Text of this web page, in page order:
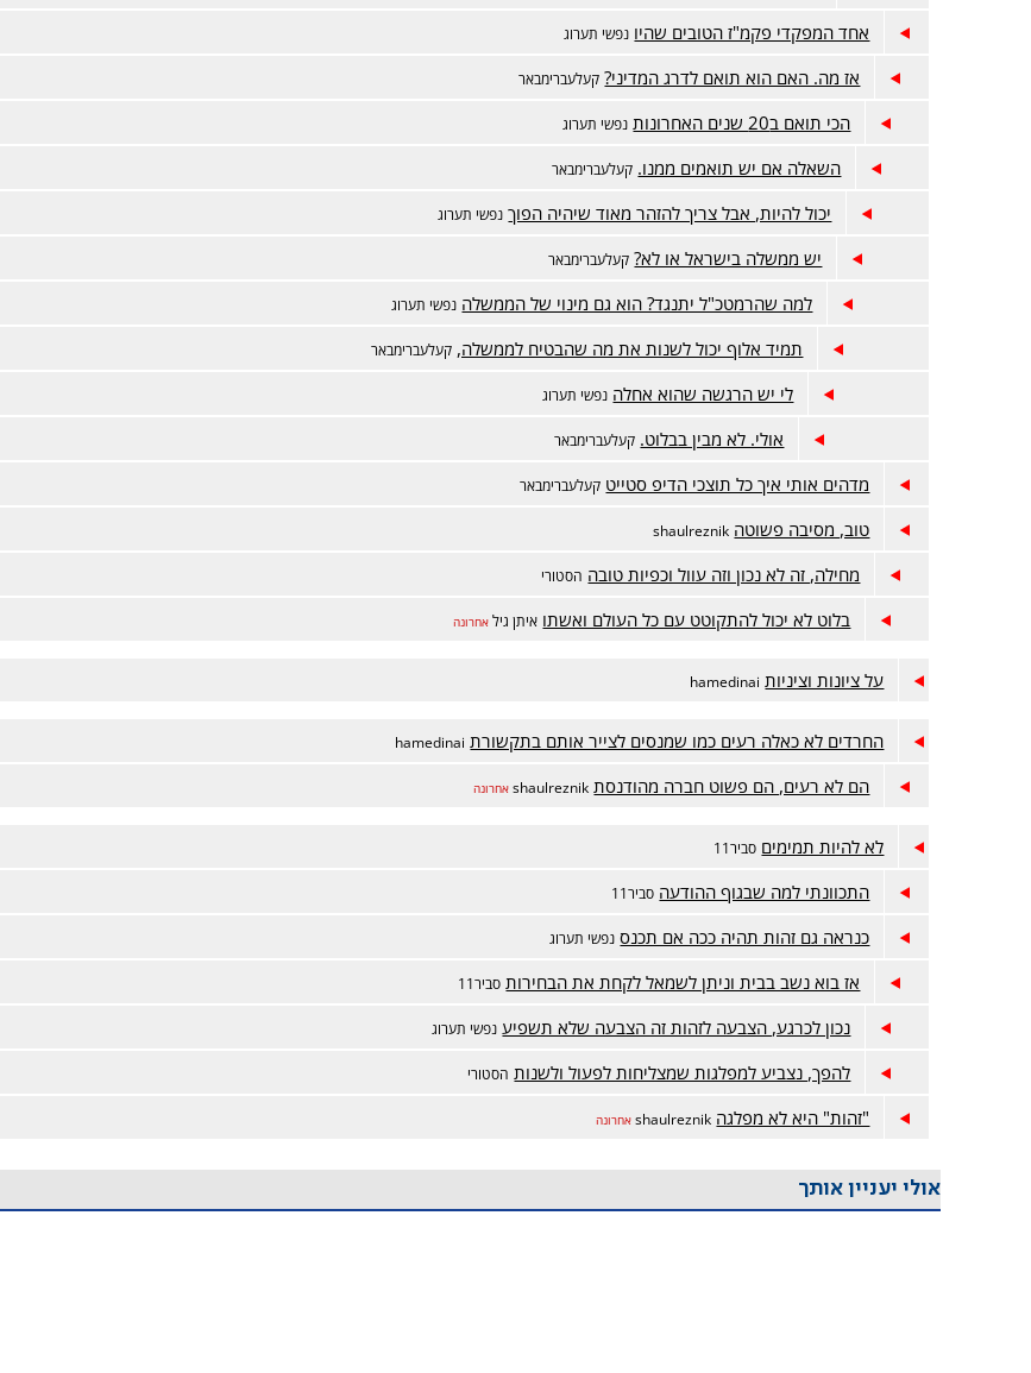
אחד המפקדי פקמ"ז הטובים שהיו נפשי תערוג
אז מה. האם הוא תואם לדרג המדיני? קעלעברימבאר
הכי תואם ב20 שנים האחרונות נפשי תערוג
השאלה אם יש תואמים ממנו. קעלעברימבאר
יכול להיות, אבל צריך להזהר מאוד שיהיה הפוך נפשי תערוג
יש ממשלה בישראל או לא? קעלעברימבאר
למה שהרמטכ"ל יתנגד? הוא גם מינוי של הממשלה נפשי תערוג
תמיד אלוף יכול לשנות את מה שהבטיח לממשלה, קעלעברימבאר
לי יש הרגשה שהוא אחלה נפשי תערוג
אולי. לא מבין בבלוט. קעלעברימבאר
מדהים אותי איך כל תוצכי הדיפ סטייט קעלעברימבאר
טוב, מסיבה פשוטה shaulreznik
מחילה, זה לא נכון וזה עוול וכפיות טובה הסטורי
בלוט לא יכול להתקוטט עם כל העולם ואשתו איתן גיל אחרונה
על ציונות וציניות hamedinai
החרדים לא כאלה רעים כמו שמנסים לצייר אותם בתקשורת hamedinai
הם לא רעים, הם פשוט חברה מהודנסת shaulreznik אחרונה
לא להיות תמימים סביר11
התכוונתי למה שבגוף ההודעה סביר11
כנראה גם זהות תהיה ככה אם תכנס נפשי תערוג
אז בוא נשב בבית וניתן לשמאל לקחת את הבחירות סביר11
נכון לכרגע, הצבעה לזהות זה הצבעה שלא תשפיע נפשי תערוג
להפך, נצביע למפלגות שמצליחות לפעול ולשנות הסטורי
"זהות" היא לא מפלגה shaulreznik אחרונה
אולי יעניין אותך